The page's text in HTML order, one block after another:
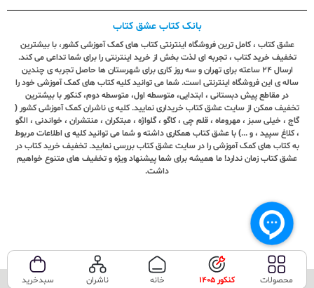
بانک کتاب عشق کتاب
عشق کتاب ، کامل ترین فروشگاه اینترنتی کتاب های کمک آموزشی کشور، با بیشترین
تخفیف خرید کتاب ، تجربه ای لذت بخش از خرید اینترنتی را برای شما تداعی می کند.
ارسال ٢٤ ساعته برای تهران و سه روز کاری برای شهرستان ها حاصل تجربه ی چندین
ساله ی این فروشگاه اینترنتی است. شما می توانید کلیه کتاب های کمک آموزشی خود را
در مقاطع پیش دبستانی ، ابتدایی، متوسطه اول، متوسطه دوم، کنکور با بیشترین
تخفیف ممکن از سایت عشق کتاب خریداری نمایید. کلیه ی ناشران کمک آموزشی کشور (
گاج ، خیلی سبز ، مهروماه ، قلم چی ، کاگو ، گلواژه ، مبتکران ، منتشران ، خواندنی ، الگو
، کلاغ سپید ، و ...) با عشق کتاب همکاری داشته و شما می توانید کلیه ی اطلاعات مربوط
به کتاب های کمک آموزشی را در سایت عشق کتاب بررسی نمایید. تخفیف خرید کتاب در
عشق کتاب زمان ندارد! ما همیشه برای شما پیشنهاد ویژه و تخفیف های متنوع خواهیم
داشت.
تمامی حقوق این سایت متعلق به فروشگاه عشق کتاب می‌باشد. محصولات کنکور 1405 خانه ناشران سبدخرید